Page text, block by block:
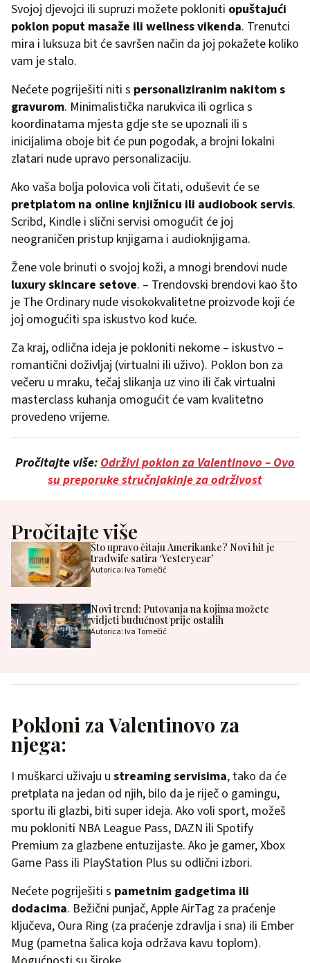
Svojoj djevojci ili supruzi možete pokloniti opuštajući
poklon poput masaže ili wellness vikenda. Trenutci
mira i luksuza bit će savršen način da joj pokažete koliko
vam je stalo.
Nećete pogriješiti niti s personaliziranim nakitom s
gravurom. Minimalistička narukvica ili ogrlica s
koordinatama mjesta gdje ste se upoznali ili s
inicijalima oboje bit će pun pogodak, a brojni lokalni
zlatari nude upravo personalizaciju.
Ako vaša bolja polovica voli čitati, oduševit će se
pretplatom na online knjižnicu ili audiobook servis.
Scribd, Kindle i slični servisi omogućit će joj
neograničen pristup knjigama i audioknjigama.
Žene vole brinuti o svojoj koži, a mnogi brendovi nude
luxury skincare setove. – Trendovski brendovi kao što
je The Ordinary nude visokokvalitetne proizvode koji će
joj omogućiti spa iskustvo kod kuće.
Za kraj, odlična ideja je pokloniti nekome – iskustvo –
romantični doživljaj (virtualni ili uživo). Poklon bon za
večeru u mraku, tečaj slikanja uz vino ili čak virtualni
masterclass kuhanja omogućit će vam kvalitetno
provedeno vrijeme.
Pročitajte više:Održivi poklon za Valentinovo – Ovo
su preporuke stručnjakinje za održivost
Pročitajte više
Što upravo čitaju Amerikanke? Novi hit je
tradwife satira ‘Yesteryear’
Autorica: Iva Tomečić
Novi trend: Putovanja na kojima možete
vidjeti budućnost prije ostalih
Autorica: Iva Tomečić
Pokloni za Valentinovo za
njega:
I muškarci uživaju u streaming servisima, tako da će
pretplata na jedan od njih, bilo da je riječ o gamingu,
sportu ili glazbi, biti super ideja. Ako voli sport, možeš
mu pokloniti NBA League Pass, DAZN ili Spotify
Premium za glazbene entuzijaste. Ako je gamer, Xbox
Game Pass ili PlayStation Plus su odlični izbori.
Nećete pogriješiti s pametnim gadgetima ili
dodacima. Bežični punjač, Apple AirTag za praćenje
ključeva, Oura Ring (za praćenje zdravlja i sna) ili Ember
Mug (pametna šalica koja održava kavu toplom).